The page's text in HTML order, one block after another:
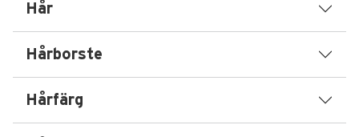
Hår
Hårborste
Hårfärg